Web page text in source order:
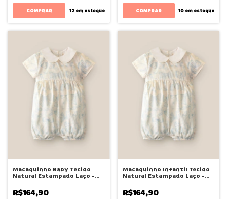
COMPRAR 12em estoque COMPRAR 10 em estoque
Macaquinho Baby Tecido
Natural Estampado Laço -
R$164,90
Macaquinho Infantil Tecido
Natural Estampado Laço -
R$164,90